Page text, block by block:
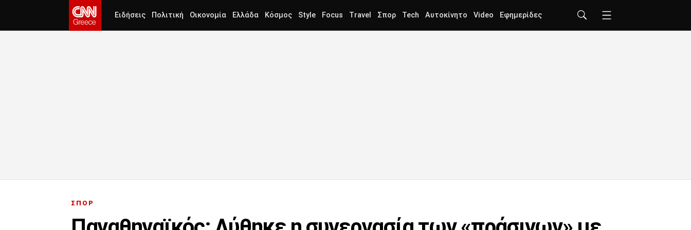
Ειδήσεις Πολιτική Οικονομία Ελλάδα Κόσμος Style Focus Travel Σπορ Tech Αυτοκίνητο Video Εφημερίδες
ΣΠΟΡ